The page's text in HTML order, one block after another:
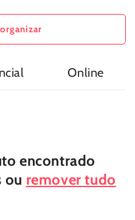
Online
encontrado
ou remover tudo